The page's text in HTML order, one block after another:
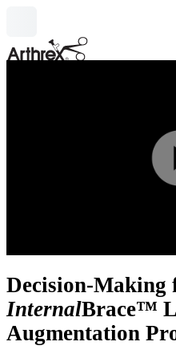
Decision-Making
InternalBrace™
Augmentation